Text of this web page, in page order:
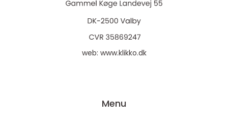
web: www.klikko.dk
Menu